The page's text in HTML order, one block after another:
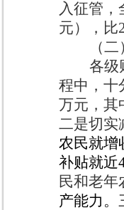
入征管，
元），比
（
各级
程中，十
万元，其
二是切实
农民就增
补贴就近
民和老
产能力。